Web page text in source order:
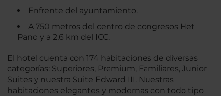
Enfrente del ayuntamiento.
A 750 metros del centro de congresos Het
Pand y a 2,6 km del ICC.
El hotel cuenta con 174 habitaciones de diversas
categorías: Superiores, Premium, Familiares, Junior
Suites y nuestra Suite Edward III. Nuestras
habitaciones elegantes y modernas con todo tipo